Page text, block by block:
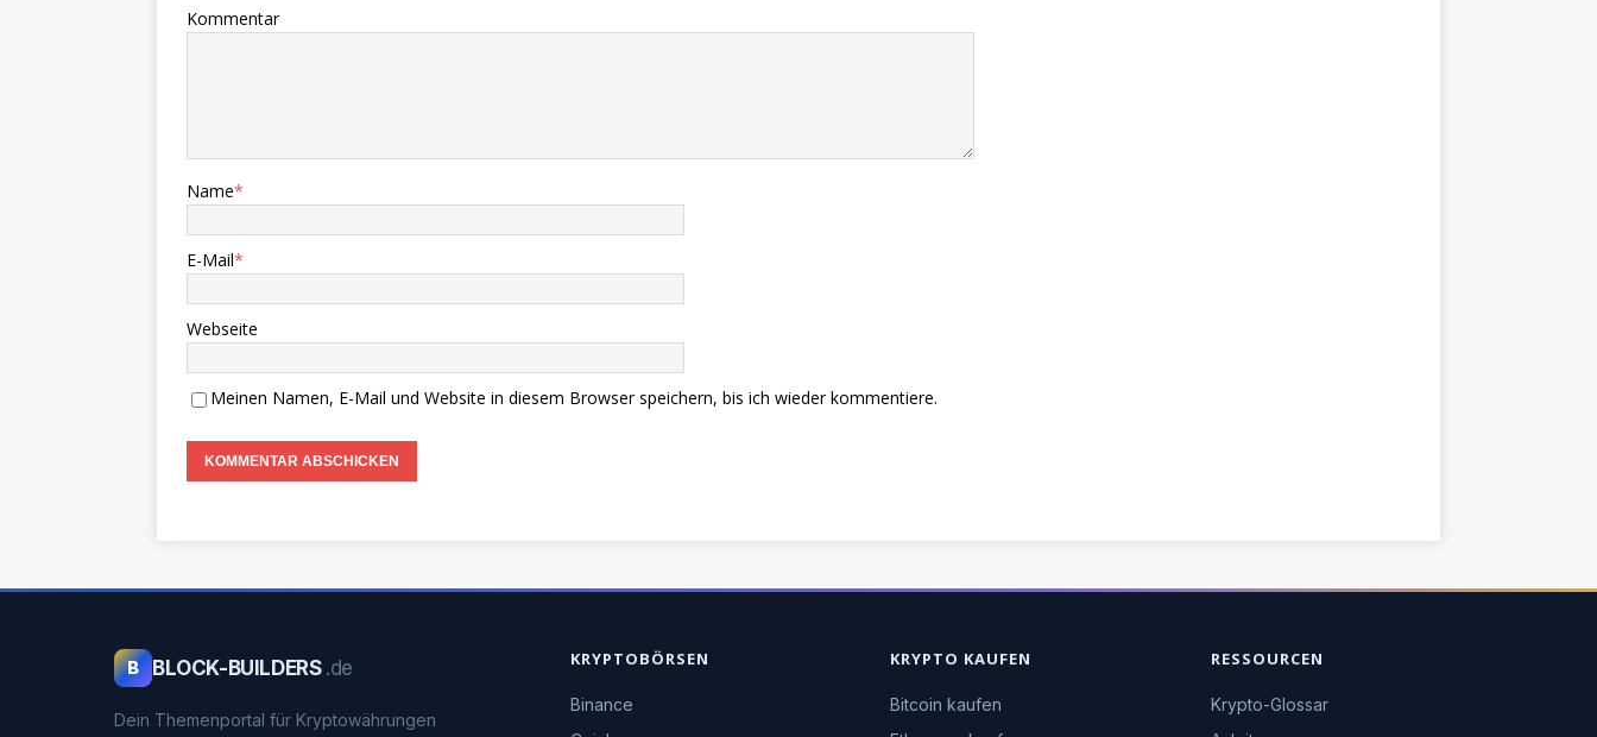
Kommentar
Name*
E-Mail*
Webseite
Meinen Namen, E-Mail und Website in diesem Browser speichern, bis ich wieder kommentiere.
B BLOCK-BUILDERS .de
Dein Themenportal für Kryptowährungen
KRYPTOBÖRSEN
Binance
KRYPTO KAUFEN
Bitcoin kaufen
RESSOURCEN
Krypto-Glossar